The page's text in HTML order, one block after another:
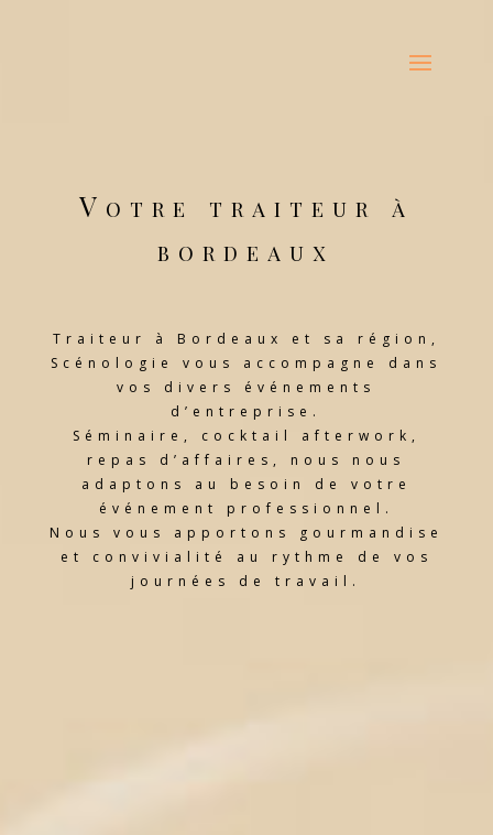
Votre traiteur à
bordeaux
Traiteur à Bordeaux et sa région,
Scénologie vous accompagne dans
vos divers événements
d’entreprise.
Séminaire, cocktail afterwork,
repas d’affaires, nous nous
adaptons au besoin de votre
événement professionnel.
Nous vous apportons gourmandise
et convivialité au rythme de vos
journées de travail.